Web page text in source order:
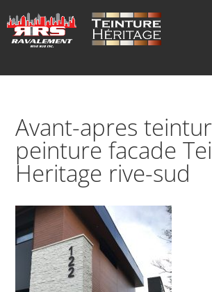
Avant-apres
peinture facade
Heritage rive-sud